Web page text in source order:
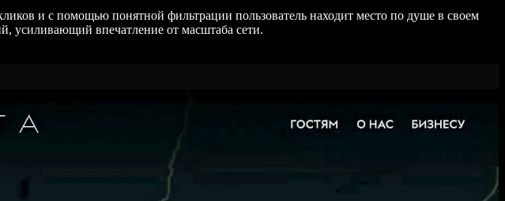
и с помощью понятной фильтрации пользователь находит место по душе в своем
усиливающий впечатление от масштаба сети.